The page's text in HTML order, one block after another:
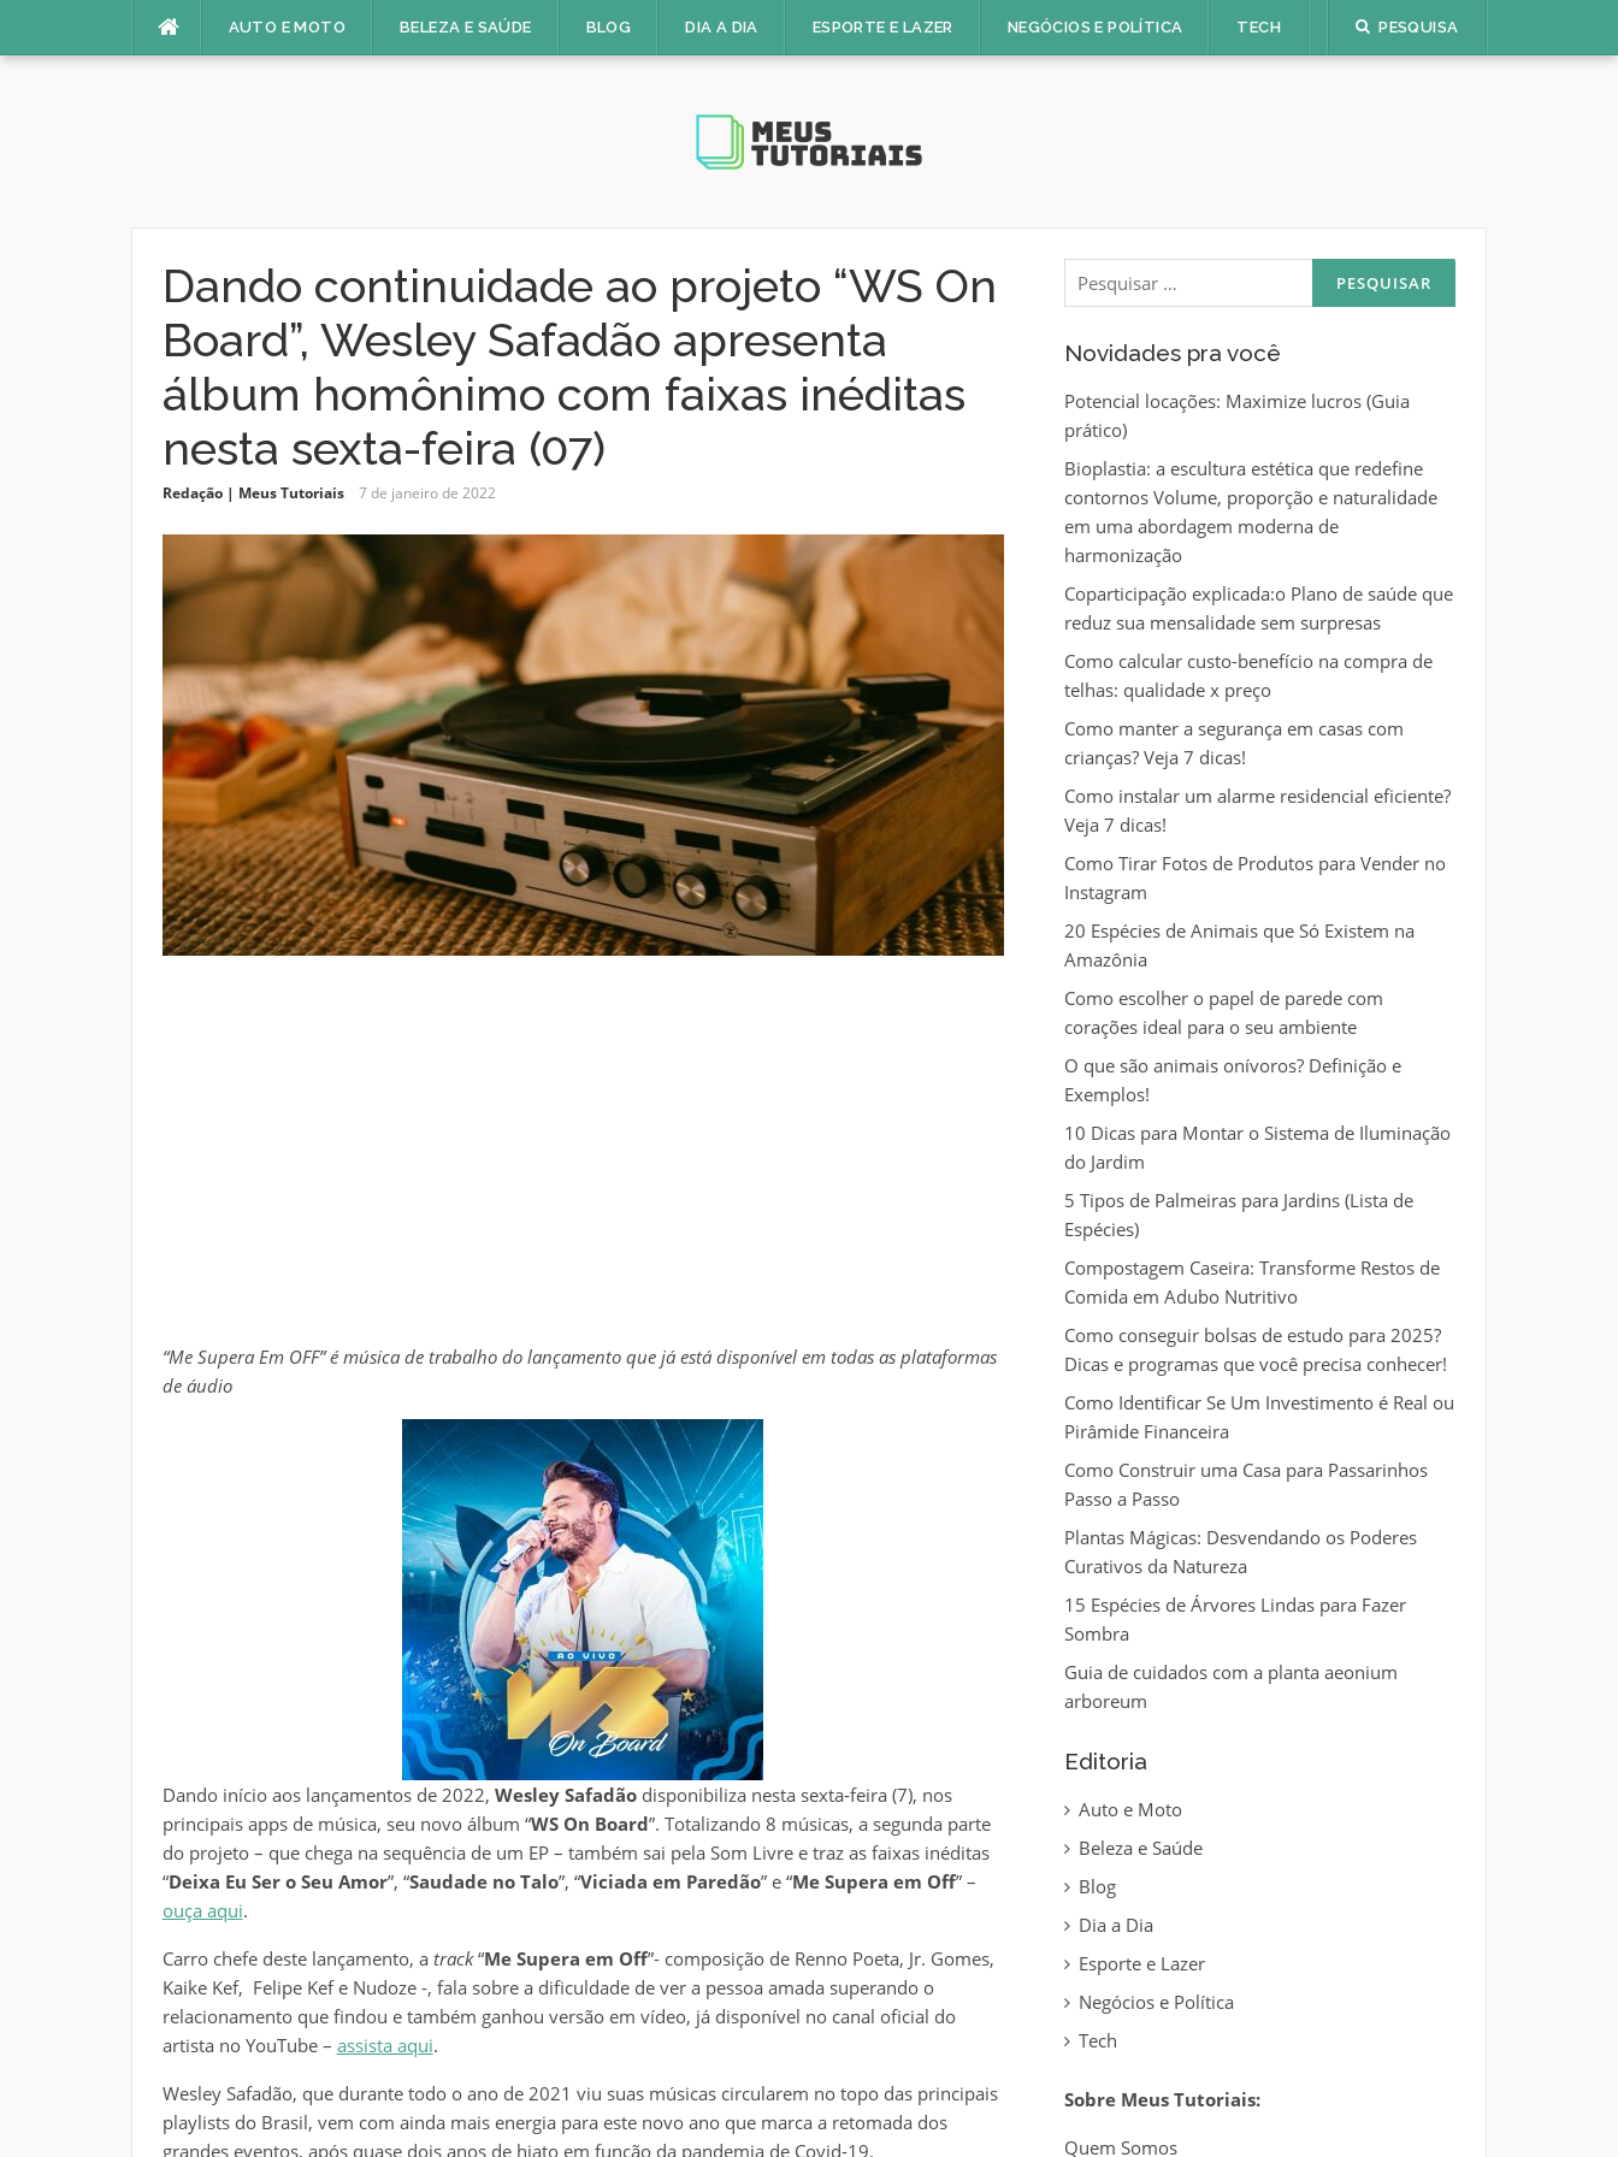
AUTO E MOTO BELEZA E SAÚDE BLOG DIA A DIA ESPORTE E LAZER NEGÓCIOS E POLÍTICA TECH PESQUISA
Dando continuidade ao projeto “WS On
Board”, Wesley Safadão apresenta
álbum homônimo com faixas inéditas
nesta sexta-feira (07)
Redação | Meus Tutoriais 7 de janeiro de 2022
“Me Supera Em OFF” é música de trabalho do lançamento que já está disponível em todas as plataformas
de áudio
Dando início aos lançamentos de 2022, Wesley Safadãodisponibiliza nesta sexta-feira (7), nos
principais apps de música, seu novo álbum “WS On Board”. Totalizando 8 músicas, a segunda parte
do projeto – que chega na sequência de um EP – também sai pela Som Livre e traz as faixas inéditas
“Deixa Eu Ser o Seu Amor”, “Saudade no Talo”, “Viciada em Paredão” e “Me Supera em Off” –
ouça aqui.
Carro chefe deste lançamento, a track“Me Supera em Off”- composição de Renno Poeta, Jr. Gomes,
Kaike Kef, Felipe Kef e Nudoze -, fala sobre a dificuldade de ver a pessoa amada superando o
relacionamento que findou e também ganhou versão em vídeo, já disponível no canal oficial do
artista no YouTube – assista aqui.
Wesley Safadão, que durante todo o ano de 2021 viu suas músicas circularem no topo das principais
playlists do Brasil, vem com ainda mais energia para este novo ano que marca a retomada dos
grandes eventos, após quase dois anos de hiato em função da pandemia de Covid-19.
Pesquisar
por:
Novidades pra você
Potencial locações: Maximize lucros (Guia
prático)
Bioplastia: a escultura estética que redefine
contornos Volume, proporção e naturalidade
em uma abordagem moderna de
harmonização
Coparticipação explicada:o Plano de saúde que
reduz sua mensalidade sem surpresas
Como calcular custo-benefício na compra de
telhas: qualidade x preço
Como manter a segurança em casas com
crianças? Veja 7 dicas!
Como instalar um alarme residencial eficiente?
Veja 7 dicas!
Como Tirar Fotos de Produtos para Vender no
Instagram
20 Espécies de Animais que Só Existem na
Amazônia
Como escolher o papel de parede com
corações ideal para o seu ambiente
O que são animais onívoros? Definição e
Exemplos!
10 Dicas para Montar o Sistema de Iluminação
do Jardim
5 Tipos de Palmeiras para Jardins (Lista de
Espécies)
Compostagem Caseira: Transforme Restos de
Comida em Adubo Nutritivo
Como conseguir bolsas de estudo para 2025?
Dicas e programas que você precisa conhecer!
Como Identificar Se Um Investimento é Real ou
Pirâmide Financeira
Como Construir uma Casa para Passarinhos
Passo a Passo
Plantas Mágicas: Desvendando os Poderes
Curativos da Natureza
15 Espécies de Árvores Lindas para Fazer
Sombra
Guia de cuidados com a planta aeonium
arboreum
Editoria
Auto e Moto
Beleza e Saúde
Blog
Dia a Dia
Esporte e Lazer
Negócios e Política
Tech
Sobre Meus Tutoriais:
Quem Somos